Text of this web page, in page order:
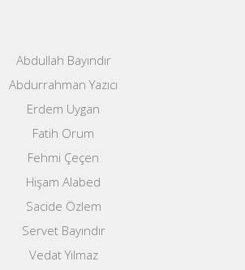
Abdullah Bayındır
Abdurrahman Yazıcı
Erdem Uygan
Fatih Orum
Fehmi Çeçen
Hişam Alabed
Sacide Özlem
Servet Bayındır
Vedat Yılmaz